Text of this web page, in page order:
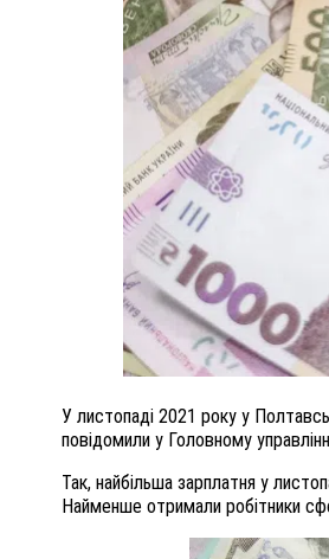
У листопаді 2021 року у
повідомили у Головному
Так, найбільша зарплатня у
Найменше отримали робітники
ПОЛІЦІЯ ПОЛТАВЩИНИ
ЛЮДМИЛУ ТИМЧЕНКО
26 листопада 2025 0